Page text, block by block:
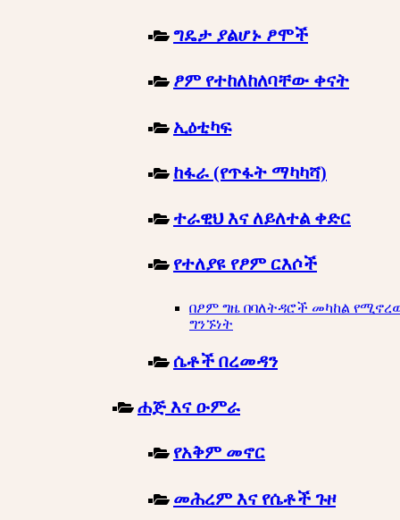
ግዴታ ያልሆኑ ፆሞች
ፆም የተከለከለባቸው ቀናት
ኢዕቲካፍ
ከፋራ (የጥፋት ማካካሻ)
ተራዊህ እና ለይለተል ቀድር
የተለያዩ የፆም ርእሶች
በፆም ግዜ በባለትዳሮች መካከል
ግንኙነት
ሴቶች በረመዳን
ሐጅ እና ዑምራ
የአቅም መኖር
መሕረም እና የሴቶች ጉዞ